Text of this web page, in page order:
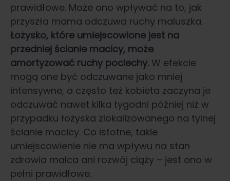
prawidłowe. Może ono wpływać na to, jak
przyszła mama odczuwa ruchy maluszka.
Łożysko, które umiejscowione jest na
przedniej ścianie macicy, może
amortyzować ruchy pociechy. W efekcie
mogą one być odczuwane jako mniej
intensywne, a często też kobieta zaczyna je
odczuwać nawet kilka tygodni później niż w
przypadku łożyska zlokalizowanego na tylnej
ścianie macicy. Co istotne, takie
umiejscowienie nie ma wpływu na stan
zdrowia malca ani rozwój ciąży – jest ono w
pełni prawidłowe.